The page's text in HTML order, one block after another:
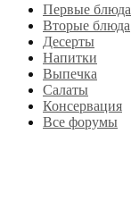
Первые блюда
Вторые блюда
Десерты
Напитки
Выпечка
Салаты
Консервация
Все форумы